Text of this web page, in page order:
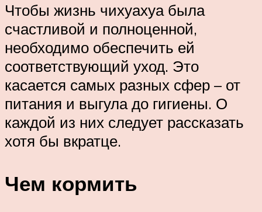
Чтобы жизнь чихуахуа была
счастливой и полноценной,
необходимо обеспечить ей
соответствующий уход. Это
касается самых разных сфер – от
питания и выгула до гигиены. О
каждой из них следует рассказать
хотя бы вкратце.
Чем кормить